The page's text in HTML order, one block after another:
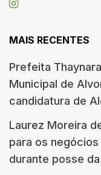
MAIS RECENTES
Prefeita
Municipal de
candidatura de
Laurez Moreira
para os
durante posse